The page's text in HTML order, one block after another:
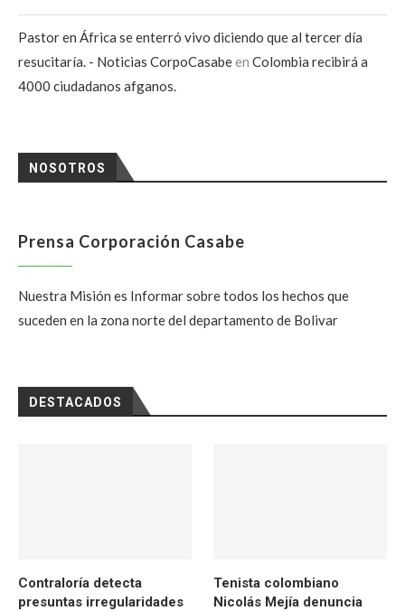
Pastor en África se enterró vivo diciendo que al tercer día
resucitaría. - Noticias CorpoCasabeen Colombia recibirá a
4000 ciudadanos afganos.
NOSOTROS
Prensa Corporación Casabe
Nuestra Misión es Informar sobre todos los hechos que
suceden en la zona norte del departamento de Bolivar
DESTACADOS
Contraloría detecta
presuntas irregularidades
Tenista colombiano
Nicolás Mejía denuncia